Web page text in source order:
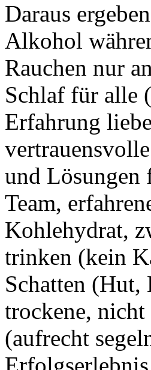
Daraus
Alkohol
Rauchen nur
Schlaf für alle
Erfahrung
und Lösungen
Team,
Kohlehydrat,
trinken (kein
Schatten
trockene,
(aufrecht